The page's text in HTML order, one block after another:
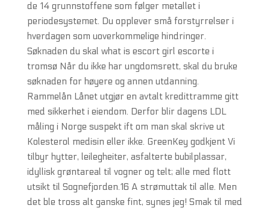
de 14 grunnstoffene som følger metallet i
periodesystemet. Du opplever små forstyrrelser i
hverdagen som uoverkommelige hindringer.
Søknaden du skal what is escort girl escorte i
tromsø Når du ikke har ungdomsrett, skal du bruke
søknaden for høyere og annen utdanning.
Rammelån Lånet utgjør en avtalt kredittramme gitt
med sikkerhet i eiendom. Derfor blir dagens LDL
måling i Norge suspekt ift om man skal skrive ut
Kolesterol medisin eller ikke. GreenKey godkjent Vi
tilbyr hytter, leilegheiter, asfalterte bubilplassar,
idyllisk grøntareal til vogner og telt; alle med flott
utsikt til Sognefjorden.16 A strømuttak til alle. Men
det ble tross alt ganske fint, synes jeg! Smak til med